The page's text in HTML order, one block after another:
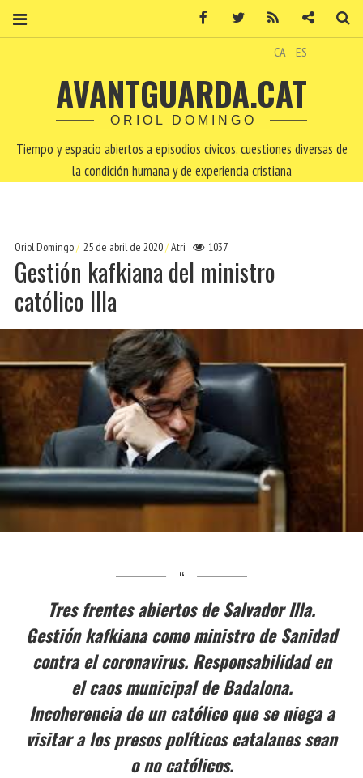
CA ES
AVANTGUARDA.CAT
ORIOL DOMINGO
Tiempo y espacio abiertos a episodios cívicos, cuestiones diversas de
la condición humana y de experiencia cristiana
Oriol Domingo 25 de abril de 2020 Atri 1037
Gestión kafkiana del ministro
católico Illa
Tres frentes abiertos de Salvador Illa.
Gestión kafkiana como ministro de Sanidad
contra el coronavirus. Responsabilidad en
el caos municipal de Badalona.
Incoherencia de un católico que se niega a
visitar a los presos políticos catalanes sean
o no católicos.
Facebook Twitter Contacto